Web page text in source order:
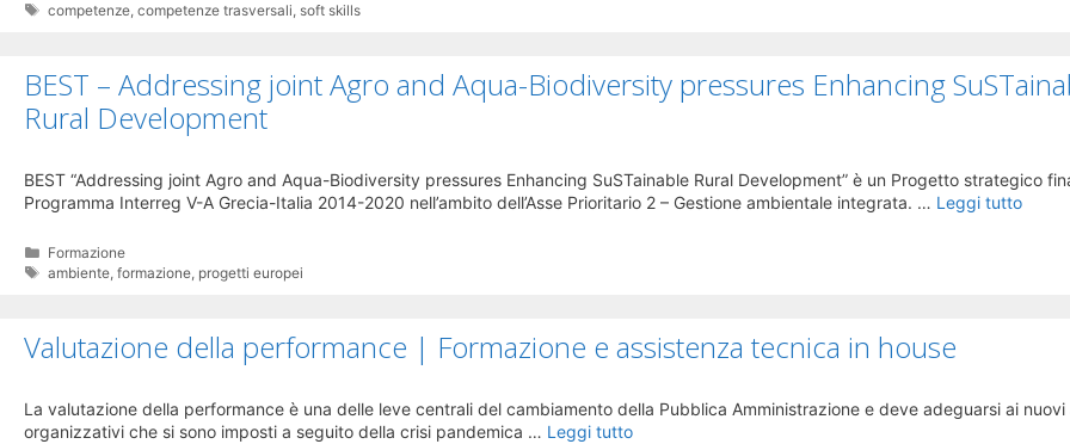
Tag
competenze,competenze trasversali, soft skills
BEST – Addressing joint Agro and Aqua-Biodiversity pressures Enhancing
Rural Development
BEST “Addressing joint Agro and Aqua-Biodiversity pressures Enhancing SuSTainable Rural Development” è un Progetto strategico
Programma Interreg V-A Grecia-Italia 2014-2020 nell’ambito dell’Asse Prioritario 2 – Gestione ambientale integrata. … Leggi tutto
Categorie
Formazione
Tag
ambiente,formazione, progetti europei
Valutazione della performance | Formazione e assistenza tecnica in house
La valutazione della performance è una delle leve centrali del cambiamento della Pubblica Amministrazione e deve adeguarsi ai nuovi
organizzativi che si sono imposti a seguito della crisi pandemica … Leggi tutto